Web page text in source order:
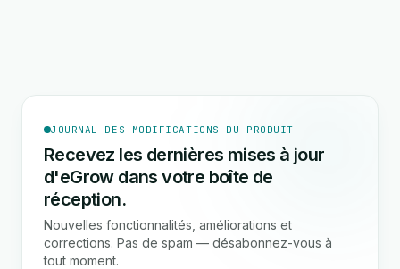
JOURNAL DES MODIFICATIONS DU PRODUIT
Recevez les dernières mises à jour
d'eGrow dans votre boîte de
réception.
Nouvelles fonctionnalités, améliorations et
corrections. Pas de spam — désabonnez-vous à
tout moment.